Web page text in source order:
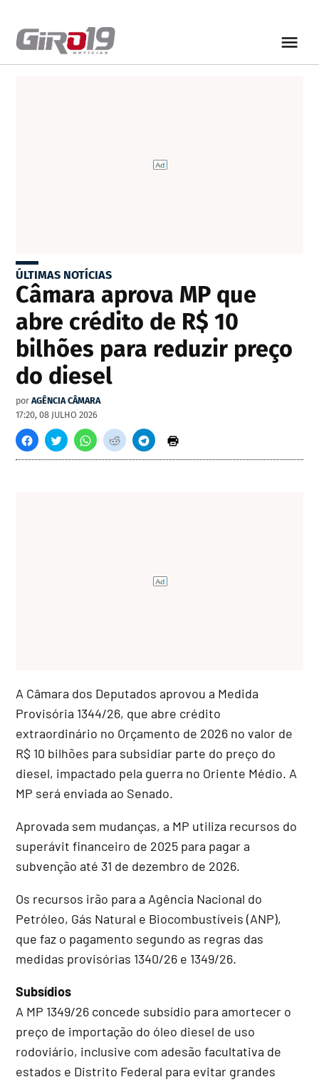
ÚLTIMAS NOTÍCIAS
Câmara aprova MP que
abre crédito de R$ 10
bilhões para reduzir preço
do diesel
por AGÊNCIA CÂMARA
17:20, 08 JULHO 2026
A Câmara dos Deputados aprovou a Medida
Provisória 1344/26, que abre crédito
extraordinário no Orçamento de 2026 no valor de
R$ 10 bilhões para subsidiar parte do preço do
diesel, impactado pela guerra no Oriente Médio. A
MP será enviada ao Senado.
Aprovada sem mudanças, a MP utiliza recursos do
superávit financeiro de 2025 para pagar a
subvenção até 31 de dezembro de 2026.
Os recursos irão para a Agência Nacional do
Petróleo, Gás Natural e Biocombustíveis (ANP),
que faz o pagamento segundo as regras das
medidas provisórias 1340/26 e 1349/26.
Subsídios
A MP 1349/26 concede subsídio para amortecer o
preço de importação do óleo diesel de uso
rodoviário, inclusive com adesão facultativa de
estados e Distrito Federal para evitar grandes